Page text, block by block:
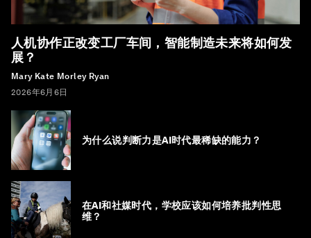
人机协作正改变工厂车间，智能制造未来将如何发
展？
Mary Kate Morley Ryan
2026年6月6日
为什么说判断力是AI时代最稀缺的能力？
在AI和社媒时代，学校应该如何培养批判性思
维？